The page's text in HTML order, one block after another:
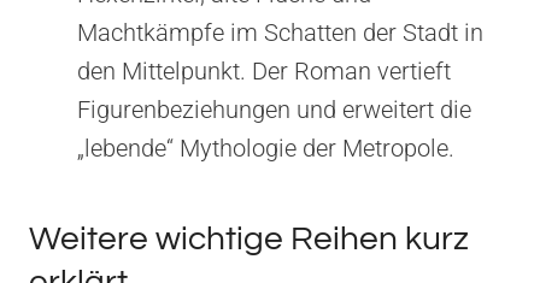
Machtkämpfe im Schatten der Stadt in
den Mittelpunkt. Der Roman vertieft
Figurenbeziehungen und erweitert die
„lebende“ Mythologie der Metropole.
Weitere wichtige Reihen kurz